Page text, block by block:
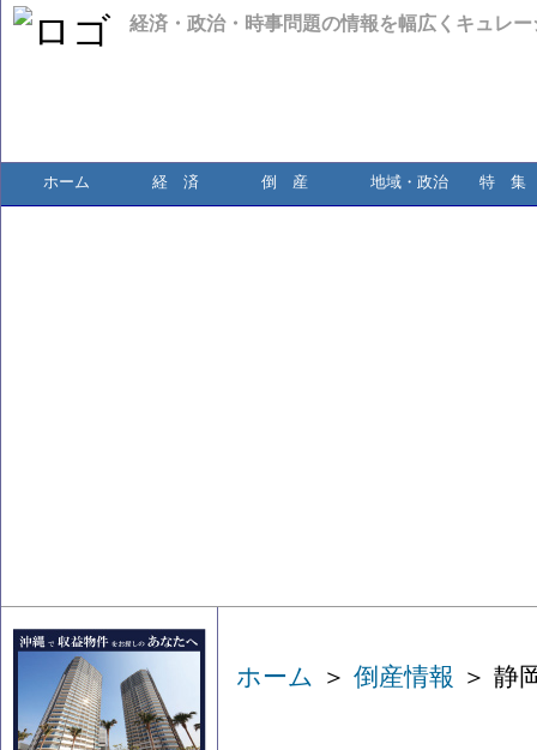
経済・政治・時事問題の情報を幅広くキュレ
ホーム 経 済 倒 産 地域・政治 特 集
ホーム ＞ 倒産情報 ＞ 静